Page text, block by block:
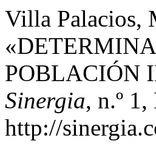
Villa Palacios,
POBLACIÓN
Sinergia, n.º
http://